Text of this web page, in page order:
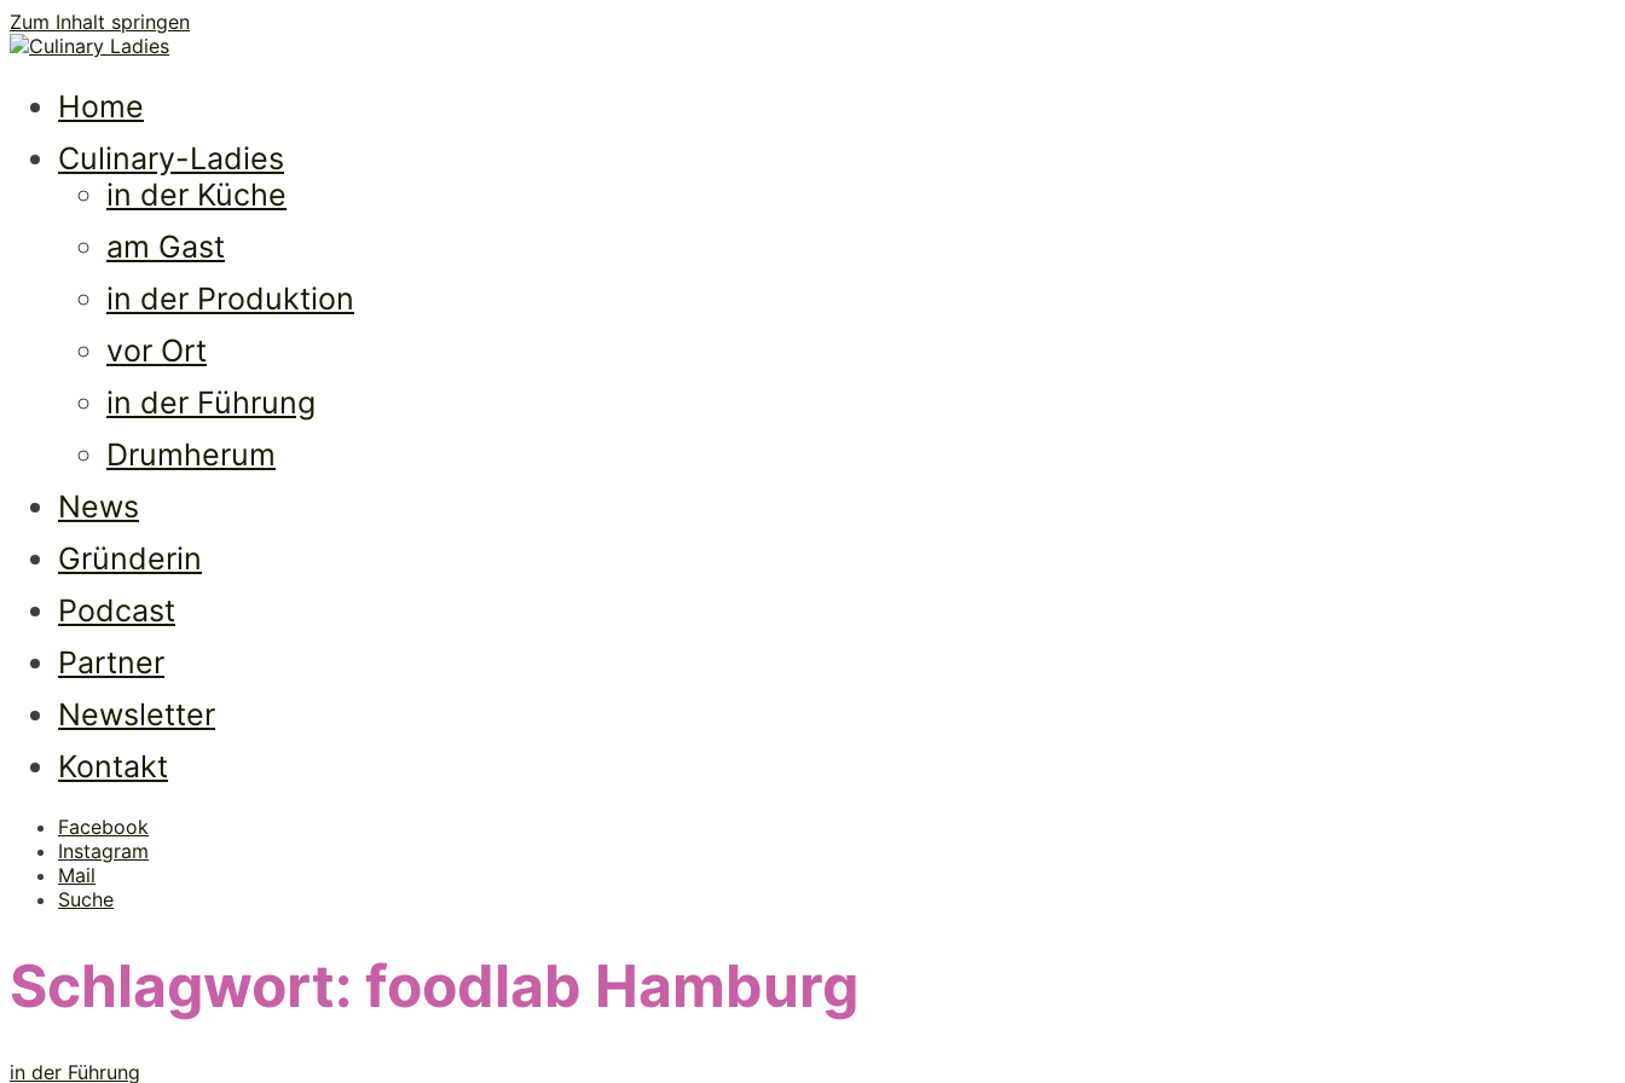
Zum Inhalt springen
Culinary
Ladies
Home
Culinary-Ladies
in der Küche
am Gast
in der Produktion
vor Ort
in der Führung
Drumherum
News
Gründerin
Podcast
Partner
Newsletter
Kontakt
Facebook
Instagram
Mail
Suche
Schlagwort: foodlab Hamburg
in der Führung